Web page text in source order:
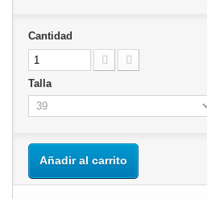
Cantidad
Talla
Añadir al carrito